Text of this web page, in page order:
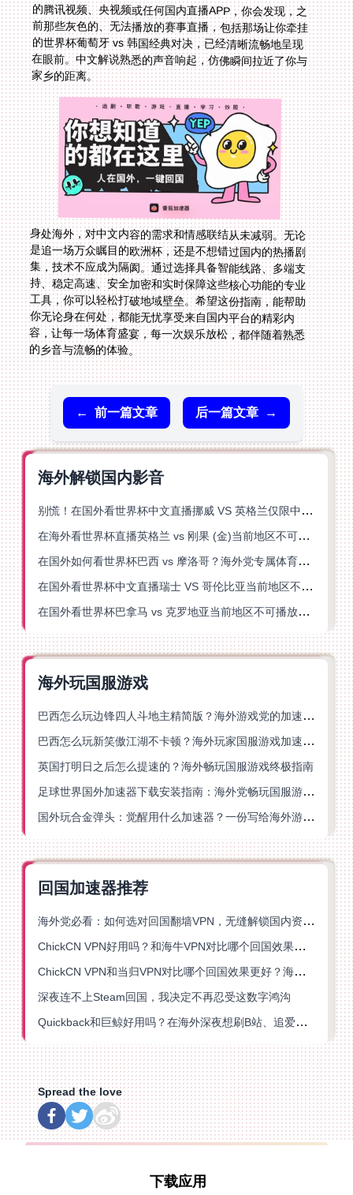
家乡的距离。
身处海外，对中文内容的需求和情感联结从未减弱。无论
是追一场万众瞩目的欧洲杯，还是不想错过国内的热播剧
集，技术不应成为隔阂。通过选择具备智能线路、多端支
持、稳定高速、安全加密和实时保障这些核心功能的专业
工具，你可以轻松打破地域壁垒。希望这份指南，能帮助
你无论身在何处，都能无忧享受来自国内平台的精彩内
容，让每一场体育盛宴，每一次娱乐放松，都伴随着熟悉
的乡音与流畅的体验。
← 前一篇文章 后一篇文章 →
海外解锁国内影音
别慌！在国外看世界杯中文直播挪威 VS 英格兰仅限中国大陆？这篇指南帮你搞定
在海外看世界杯直播英格兰 vs 刚果 (金)当前地区不可播放？这篇指南帮你突破所有限制
在国外如何看世界杯巴西 vs 摩洛哥？海外党专属体育观赛指南来了
在国外看世界杯中文直播瑞士 VS 哥伦比亚当前地区不可播放？这篇指南帮你搞定
在国外看世界杯巴拿马 vs 克罗地亚当前地区不可播放？这篇指南帮你轻松解决海外体育直播难题
海外玩国服游戏
巴西怎么玩边锋四人斗地主精简版？海外游戏党的加速器终极选择
巴西怎么玩新笑傲江湖不卡顿？海外玩家国服游戏加速终极指南（附猫和老鼠一梦江湖实测）
英国打明日之后怎么提速的？海外畅玩国服游戏终极指南
足球世界国外加速器下载安装指南：海外党畅玩国服游戏的终极解决方案
国外玩合金弹头：觉醒用什么加速器？一份写给海外游子的畅玩指南
回国加速器推荐
海外党必看：如何选对回国翻墙VPN，无缝解锁国内资源？
ChickCN VPN好用吗？和海牛VPN对比哪个回国效果更好？
ChickCN VPN和当归VPN对比哪个回国效果更好？海外党亲测后选了它
深夜连不上Steam回国，我决定不再忍受这数字鸿沟
Quickback和巨鲸好用吗？在海外深夜想刷B站、追爱奇艺的你，或许正需要这份答案
Spread the love
下载应用